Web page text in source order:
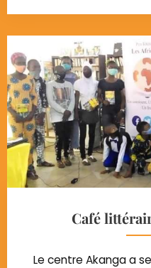
Café
Le centre Akanga a